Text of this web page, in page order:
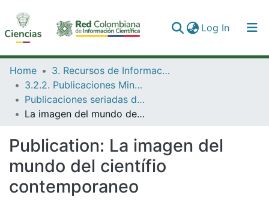
Log In(current)
Communities & Collections
All of DSpace
Statistics
Home
3. Recursos de Información Científica y Tecnológica
3.2.2. Publicaciones Minciencias
Publicaciones seriadas de Minciencias
La imagen del mundo del científio contemporaneo
Publication: La imagen del
mundo del científio
contemporaneo